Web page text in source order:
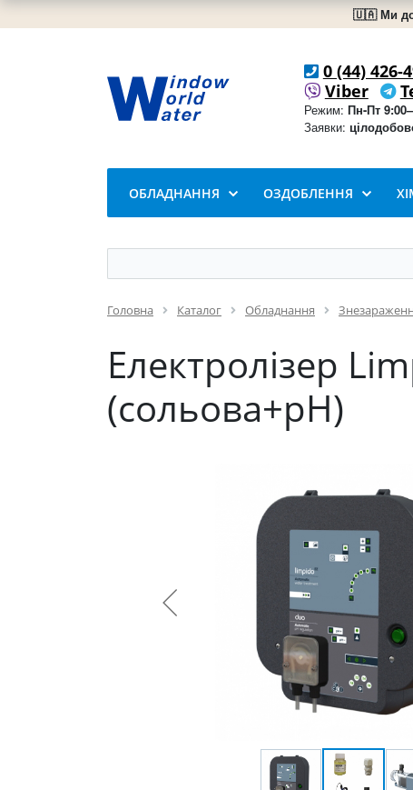
🇺🇦 Ми
0 (44) 426-
Viber
Режим: Пн-Пт
Заявки:
ОБЛАДНАННЯ ОЗДОБЛЕННЯ
Головна Каталог Обладнання
Електролізер
(сольова+pH)